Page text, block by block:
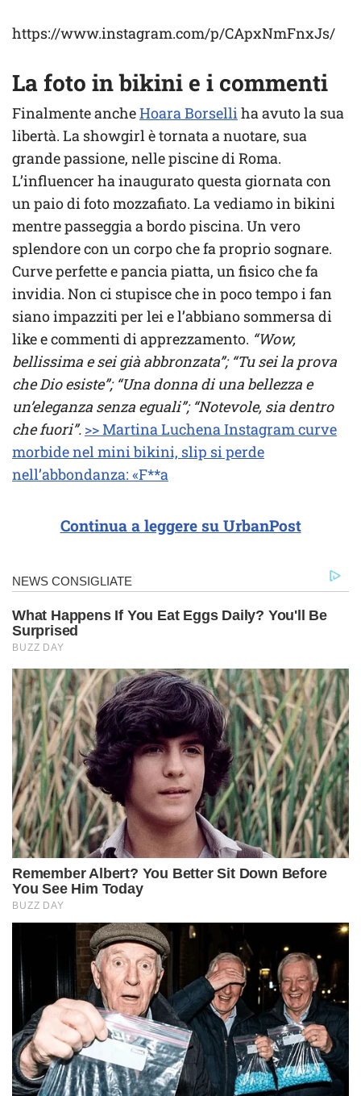
https://www.instagram.com/p/CApxNmFnxJs/
La foto in bikini e i commenti
Finalmente ancheHoara Borselliha avuto la sua
libertà. La showgirl è tornata a nuotare, sua
grande passione, nelle piscine di Roma.
L’influencer ha inaugurato questa giornata con
un paio di foto mozzafiato. La vediamo in bikini
mentre passeggia a bordo piscina. Un vero
splendore con un corpo che fa proprio sognare.
Curve perfette e pancia piatta, un fisico che fa
invidia. Non ci stupisce che in poco tempo i fan
siano impazziti per lei e l’abbiano sommersa di
like e commenti di apprezzamento. “Wow,
bellissima e sei già abbronzata”; “Tu sei la prova
che Dio esiste”; “Una donna di una bellezza e
un’eleganza senza eguali”; “Notevole, sia dentro
che fuori”. >> Martina Luchena Instagram curve
morbide nel mini bikini, slip si perde
nell’abbondanza: «F**a
Continua a leggere su UrbanPost